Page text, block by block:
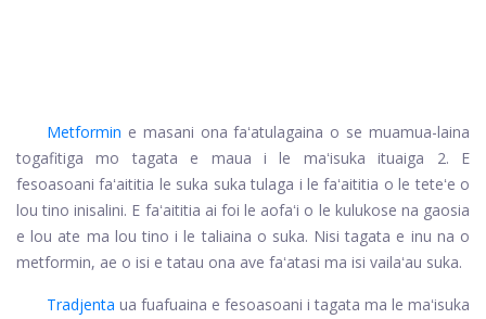
Metformin e masani ona faʻatulagaina o se muamua-laina
togafitiga mo tagata e maua i le maʻisuka ituaiga 2. E
fesoasoani faʻaititia le suka suka tulaga i le faʻaititia o le teteʻe o
lou tino inisalini. E faʻaititia ai foi le aofaʻi o le kulukose na gaosia
e lou ate ma lou tino i le taliaina o suka. Nisi tagata e inu na o
metformin, ae o isi e tatau ona ave faʻatasi ma isi vailaʻau suka.
Tradjenta ua fuafuaina e fesoasoani i tagata ma le maʻisuka